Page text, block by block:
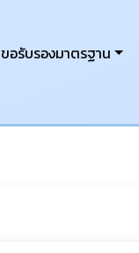
ขอรับรองมาตรฐาน